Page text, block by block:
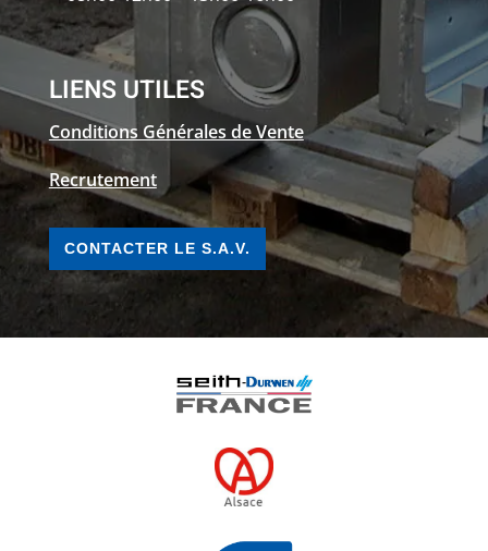
LIENS UTILES
Conditions Générales de Vente
Recrutement
CONTACTER LE S.A.V.